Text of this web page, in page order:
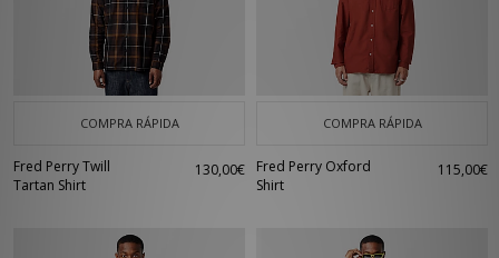
COMPRA RÁPIDA
Fred Perry Twill
Tartan Shirt
130,00€
COMPRA RÁPIDA
Fred Perry Oxford
Shirt
115,00€